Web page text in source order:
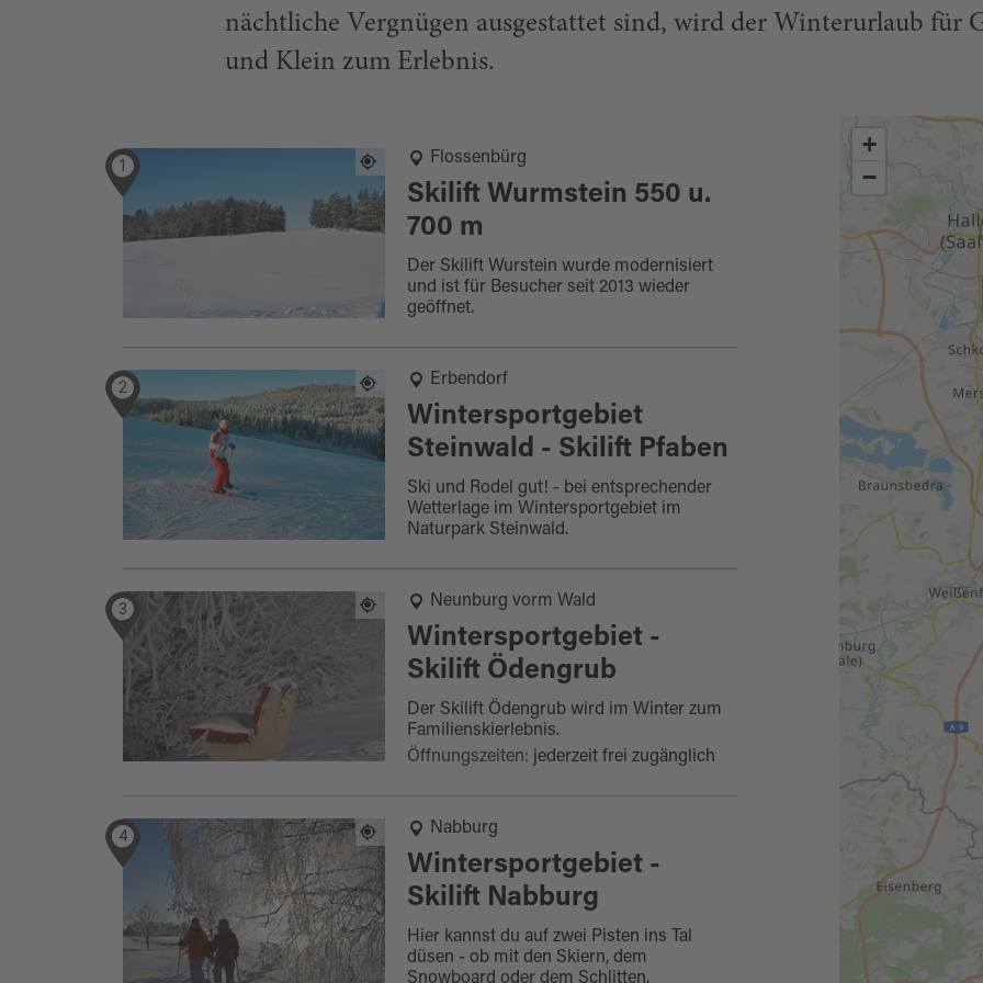
nächtliche Vergnügen ausgestattet sind, wird der Winterurlaub für
und Klein zum Erlebnis.
1 Flossenbürg
Skilift Wurmstein 550 u.
700 m
Der Skilift Wurstein wurde modernisiert
und ist für Besucher seit 2013 wieder
geöffnet.
2 Erbendorf
Wintersportgebiet
Steinwald - Skilift Pfaben
Ski und Rodel gut! - bei entsprechender
Wetterlage im Wintersportgebiet im
Naturpark Steinwald.
3 Neunburg vorm Wald
Wintersportgebiet -
Skilift Ödengrub
Der Skilift Ödengrub wird im Winter zum
Familienskierlebnis.
Öffnungszeiten: jederzeit frei zugänglich
4 Nabburg
Wintersportgebiet -
Skilift Nabburg
Hier kannst du auf zwei Pisten ins Tal
düsen - ob mit den Skiern, dem
Snowboard oder dem Schlitten.
+
−